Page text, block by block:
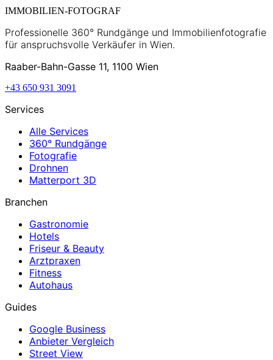
IMMOBILIEN-FOTOGRAF
Professionelle 360° Rundgänge und Immobilienfotografie
für anspruchsvolle Verkäufer in Wien.
Raaber-Bahn-Gasse 11, 1100 Wien
+43 650 931 3091
Services
Alle Services
360° Rundgänge
Fotografie
Drohnen
Matterport 3D
Branchen
Gastronomie
Hotels
Friseur & Beauty
Arztpraxen
Fitness
Autohaus
Guides
Google Business
Anbieter Vergleich
Street View